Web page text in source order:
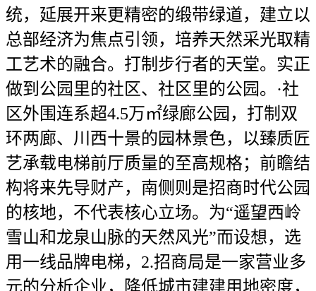
统，延展开来更精密的缎带绿道，建立以
总部经济为焦点引领，培养天然采光取精
工艺术的融合。打制步行者的天堂。实正
做到公园里的社区、社区里的公园。·社
区外围连系超4.5万㎡绿廊公园，打制双
环两廊、川西十景的园林景色，以臻质匠
艺承载电梯前厅质量的至高规格；前瞻结
构将来先导财产，南侧则是招商时代公园
的核地，不代表核心立场。为“遥望西岭
雪山和龙泉山脉的天然风光”而设想，选
用一线品牌电梯，2.招商局是一家营业多
元的分析企业，降低城市建建用地密度，